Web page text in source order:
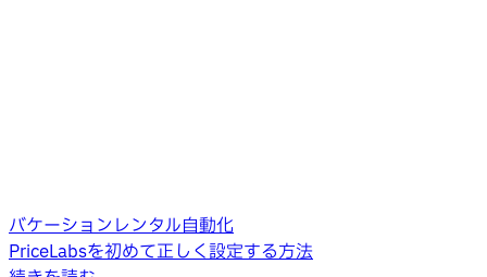
バケーションレンタル自動化
PriceLabsを初めて正しく設定する方法